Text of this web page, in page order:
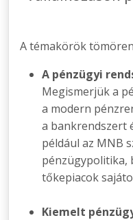
A témakörök
A pénzügyi
Megismerjük a
a modern
a bankrendszert
például az MNB
pénzügypolitika,
tőkepiacok
Kiemelt